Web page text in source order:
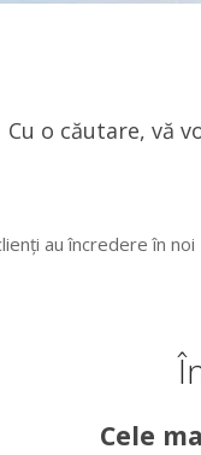
Cu o căutare, vă
au încredere în noi
Cele